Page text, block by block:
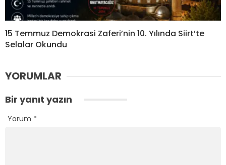
15 Temmuz Demokrasi Zaferi’nin 10. Yılında Siirt’te
Selalar Okundu
YORUMLAR
Bir yanıt yazın
Yorum *